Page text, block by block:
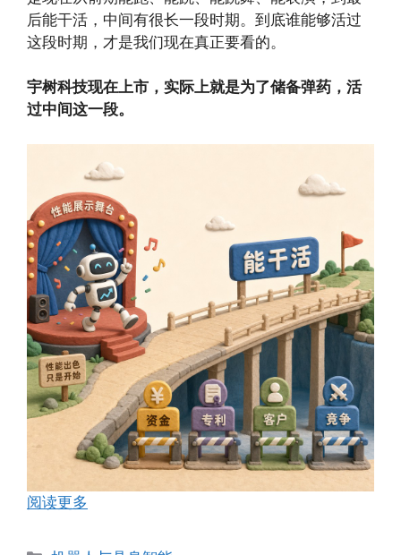
后能干活，中间有很长一段时期。到底谁能够活过
这段时期，才是我们现在真正要看的。
宇树科技现在上市，实际上就是为了储备弹药，活
过中间这一段。
阅读更多